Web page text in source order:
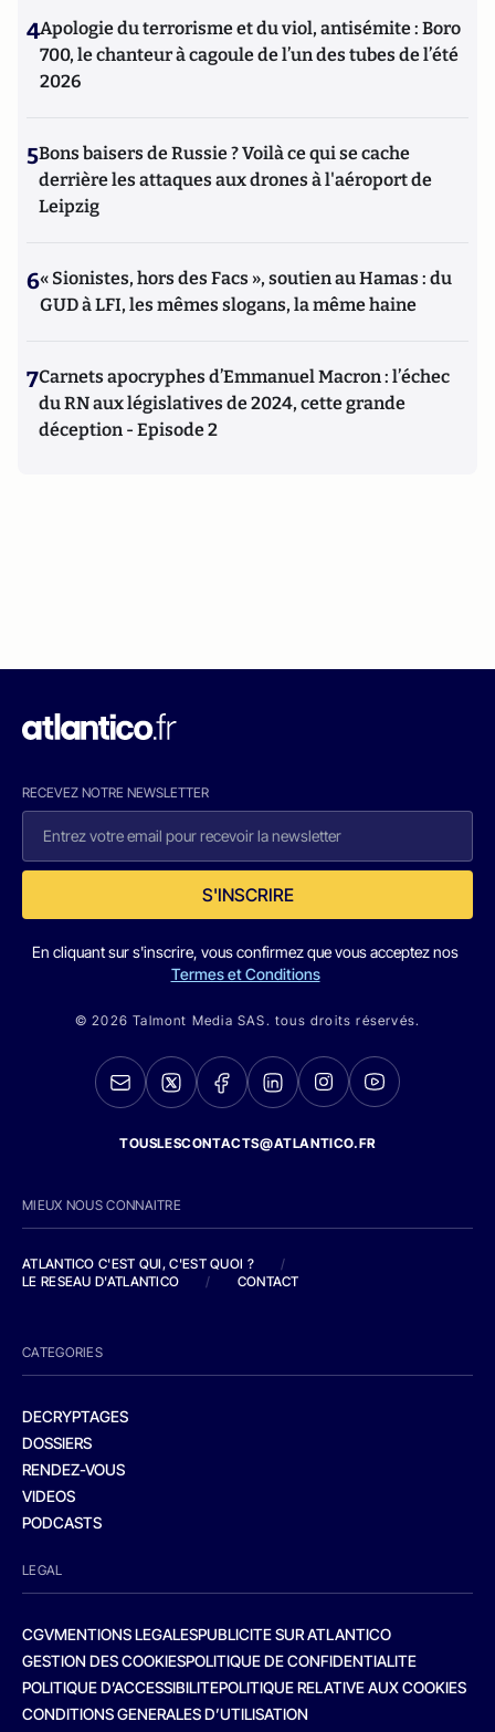
4Apologie du terrorisme et du viol, antisémite : Boro
700, le chanteur à cagoule de l’un des tubes de l’été
2026
5Bons baisers de Russie ? Voilà ce qui se cache
derrière les attaques aux drones à l'aéroport de
Leipzig
6« Sionistes, hors des Facs », soutien au Hamas : du
GUD à LFI, les mêmes slogans, la même haine
7Carnets apocryphes d’Emmanuel Macron : l’échec
du RN aux législatives de 2024, cette grande
déception - Episode 2
RECEVEZ NOTRE NEWSLETTER
S'INSCRIRE
En cliquant sur s'inscrire, vous confirmez que vous acceptez nos
Termes et Conditions
© 2026 Talmont Media SAS. tous droits réservés.
TOUSLESCONTACTS@ATLANTICO.FR
MIEUX NOUS CONNAITRE
ATLANTICO C'EST QUI, C'EST QUOI ?
/
LE RESEAU D'ATLANTICO
/ CONTACT
CATEGORIES
DECRYPTAGES
DOSSIERS
RENDEZ-VOUS
VIDEOS
PODCASTS
LEGAL
CGVMENTIONS LEGALESPUBLICITE SUR ATLANTICO
GESTION DES COOKIESPOLITIQUE DE CONFIDENTIALITE
POLITIQUE D’ACCESSIBILITEPOLITIQUE RELATIVE AUX COOKIES
CONDITIONS GENERALES D’UTILISATION